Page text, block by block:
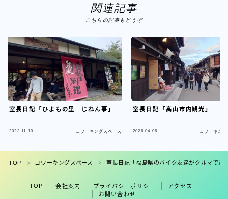
関連記事
こちらの記事もどうぞ
室長日記「ひよもの里 じねん亭」
2023.11.10 コワーキングスペース
室長日記「高山市内観光」
2026.04.06 コワーキング
TOP ＞ コワーキングスペース ＞ 室長日記「福島県のバイク友達がクルマで遊
TOP 会社案内 プライバシーポリシー
アクセス
お問い合わせ